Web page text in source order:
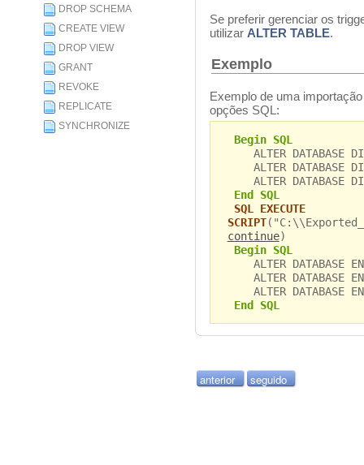
DROP SCHEMA
CREATE VIEW
DROP VIEW
GRANT
REVOKE
REPLICATE
SYNCHRONIZE
Se preferir gerenciar os
utilizar ALTER TABLE.
Exemplo
Exemplo de uma
opções SQL:
Begin SQL
ALTER DATABASE
ALTER DATABASE
ALTER DATABASE
End SQL
SQL EXECUTE
SCRIPT
continue)
Begin SQL
ALTER DATABASE
ALTER DATABASE
ALTER DATABASE
End SQL
anterior seguido